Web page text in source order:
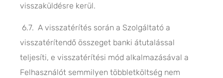
visszaküldésre kerül.
6.7. A visszatérítés során a Szolgáltató a
visszatérítendő összeget banki átutalással
teljesíti, e visszatérítési mód alkalmazásával a
Felhasználót semmilyen többletköltség nem